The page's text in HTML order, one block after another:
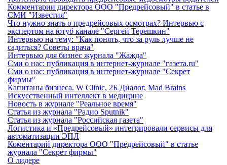
Комментарии директора ООО "Предрейсовый" в статье в
СМИ "Известия"
Что нужно знать о предрейсовых осмотрах? Интервью с
экспертом на ютуб канале "Сергей Терешкин"
Интервью на тему: "Как понять, что за руль лучше не
садиться? Советы врача"
Интервью для бизнес журнала "Жажда"
Сми о нас: публикация в интернет-журнале "газета.ru"
Сми о нас: публикация в интернет-журнале "Секрет
фирмы"
Капитаны бизнеса. W Clinic, 2Б Диалог, Mad Brains
Искусственный интеллект в медицине
Новость в журнале "Реальное время"
Статья из журнала "Радио Sputnik"
Статья из журнала "Российская газета"
Логистика и «Предрейсовый» интегрировали сервисы для
автоматизации ЭПЛ
Коментарий директора ООО "Предрейсовый" в статье
журнала "Секрет фирмы"
О лидере